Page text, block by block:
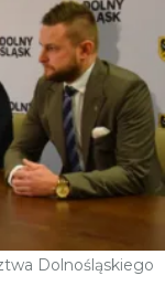
Dolnośląskiego